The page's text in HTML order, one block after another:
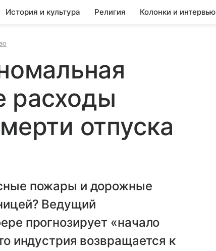
История и культура Религия Колонки и интервью
расходы
отпуска
пожары и дорожные
Ведущий
прогнозирует «начало
индустрия возвращается к